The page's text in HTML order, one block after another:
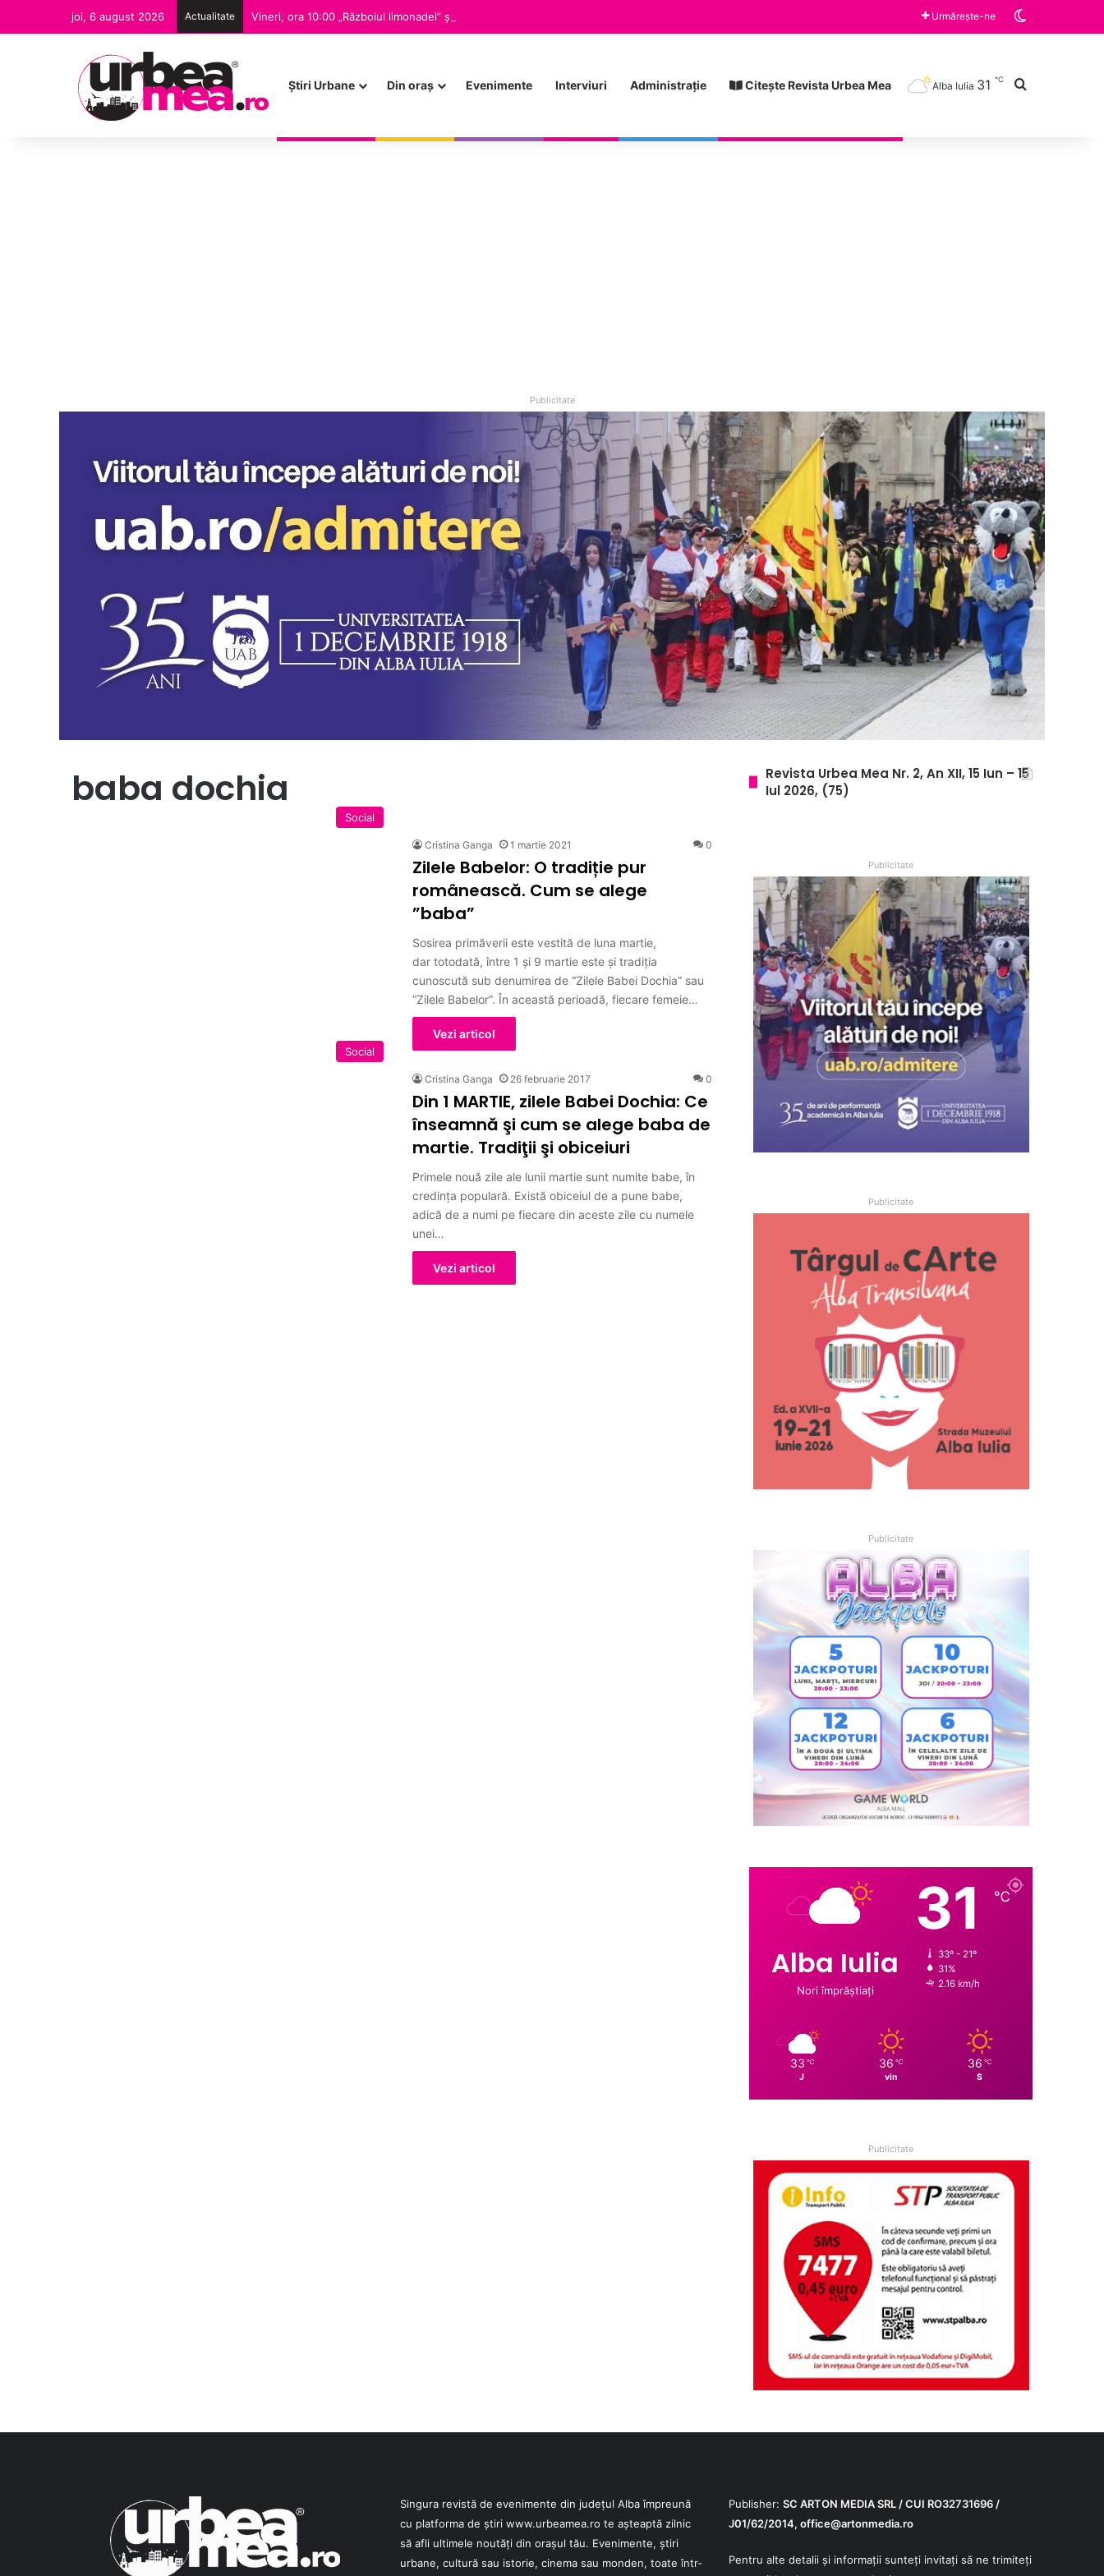
joi, 6 august 2026 Actualitate Urmărește-ne
Ştiri Urbane Din oraș Evenimente Interviuri Administrație Citește Revista Urbea Mea Alba Iulia 31 ℃ Caută după
Publicitate
baba dochia
Social
Cristina Ganga 1 martie 2021 0
Zilele Babelor: O tradiție pur
românească. Cum se alege
”baba”
Sosirea primăverii este vestită de luna martie,
dar totodată, între 1 şi 9 martie este şi tradiţia
cunoscută sub denumirea de “Zilele Babei Dochia” sau
“Zilele Babelor”. În această perioadă, fiecare femeie…
Vezi articol
Social
Cristina Ganga 26 februarie 2017 0
Din 1 MARTIE, zilele Babei Dochia: Ce
înseamnă şi cum se alege baba de
martie. Tradiţii şi obiceiuri
Primele nouă zile ale lunii martie sunt numite babe, în
credința populară. Există obiceiul de a pune babe,
adică de a numi pe fiecare din aceste zile cu numele
unei…
Vezi articol
Revista Urbea Mea Nr. 2, An XII, 15 Iun – 15
Iul 2026, (75)
Publicitate
Publicitate
Publicitate
Alba Iulia
Nori împrăștiați
31 ℃
33º - 21º
31%
2.16 km/h
33 ℃
J
36 ℃
vin
36 ℃
S
Publicitate
Singura revistă de evenimente din județul Alba împreună
cu platforma de știri www.urbeamea.ro te așteaptă zilnic
să afli ultimele noutăți din orașul tău. Evenimente, știri
urbane, cultură sau istorie, cinema sau monden, toate într-
Publisher: SC ARTON MEDIA SRL / CUI RO32731696 /
J01/62/2014, office@artonmedia.ro
Pentru alte detalii și informații sunteți invitați să ne trimiteți